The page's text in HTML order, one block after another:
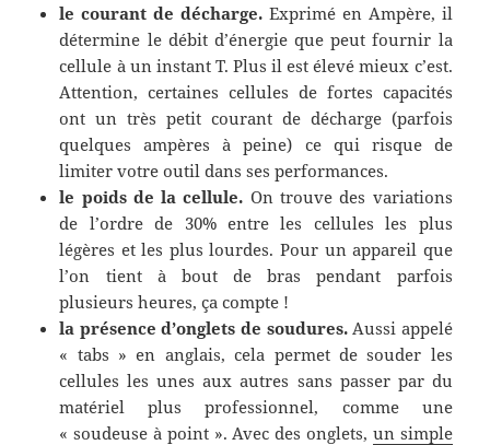
le courant de décharge. Exprimé en Ampère, il
détermine le débit d’énergie que peut fournir la
cellule à un instant T. Plus il est élevé mieux c’est.
Attention, certaines cellules de fortes capacités
ont un très petit courant de décharge (parfois
quelques ampères à peine) ce qui risque de
limiter votre outil dans ses performances.
le poids de la cellule. On trouve des variations
de l’ordre de 30% entre les cellules les plus
légères et les plus lourdes. Pour un appareil que
l’on tient à bout de bras pendant parfois
plusieurs heures, ça compte !
la présence d’onglets de soudures.Aussi appelé
« tabs » en anglais, cela permet de souder les
cellules les unes aux autres sans passer par du
matériel plus professionnel, comme une
« soudeuse à point ». Avec des onglets, un simple